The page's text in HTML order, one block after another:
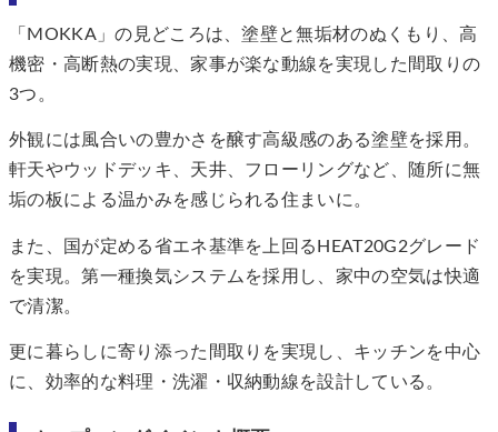
「MOKKA」の見どころは、塗壁と無垢材のぬくもり、高
機密・高断熱の実現、家事が楽な動線を実現した間取りの
3つ。
外観には風合いの豊かさを醸す高級感のある塗壁を採用。
軒天やウッドデッキ、天井、フローリングなど、随所に無
垢の板による温かみを感じられる住まいに。
また、国が定める省エネ基準を上回るHEAT20G2グレード
を実現。第一種換気システムを採用し、家中の空気は快適
で清潔。
更に暮らしに寄り添った間取りを実現し、キッチンを中心
に、効率的な料理・洗濯・収納動線を設計している。